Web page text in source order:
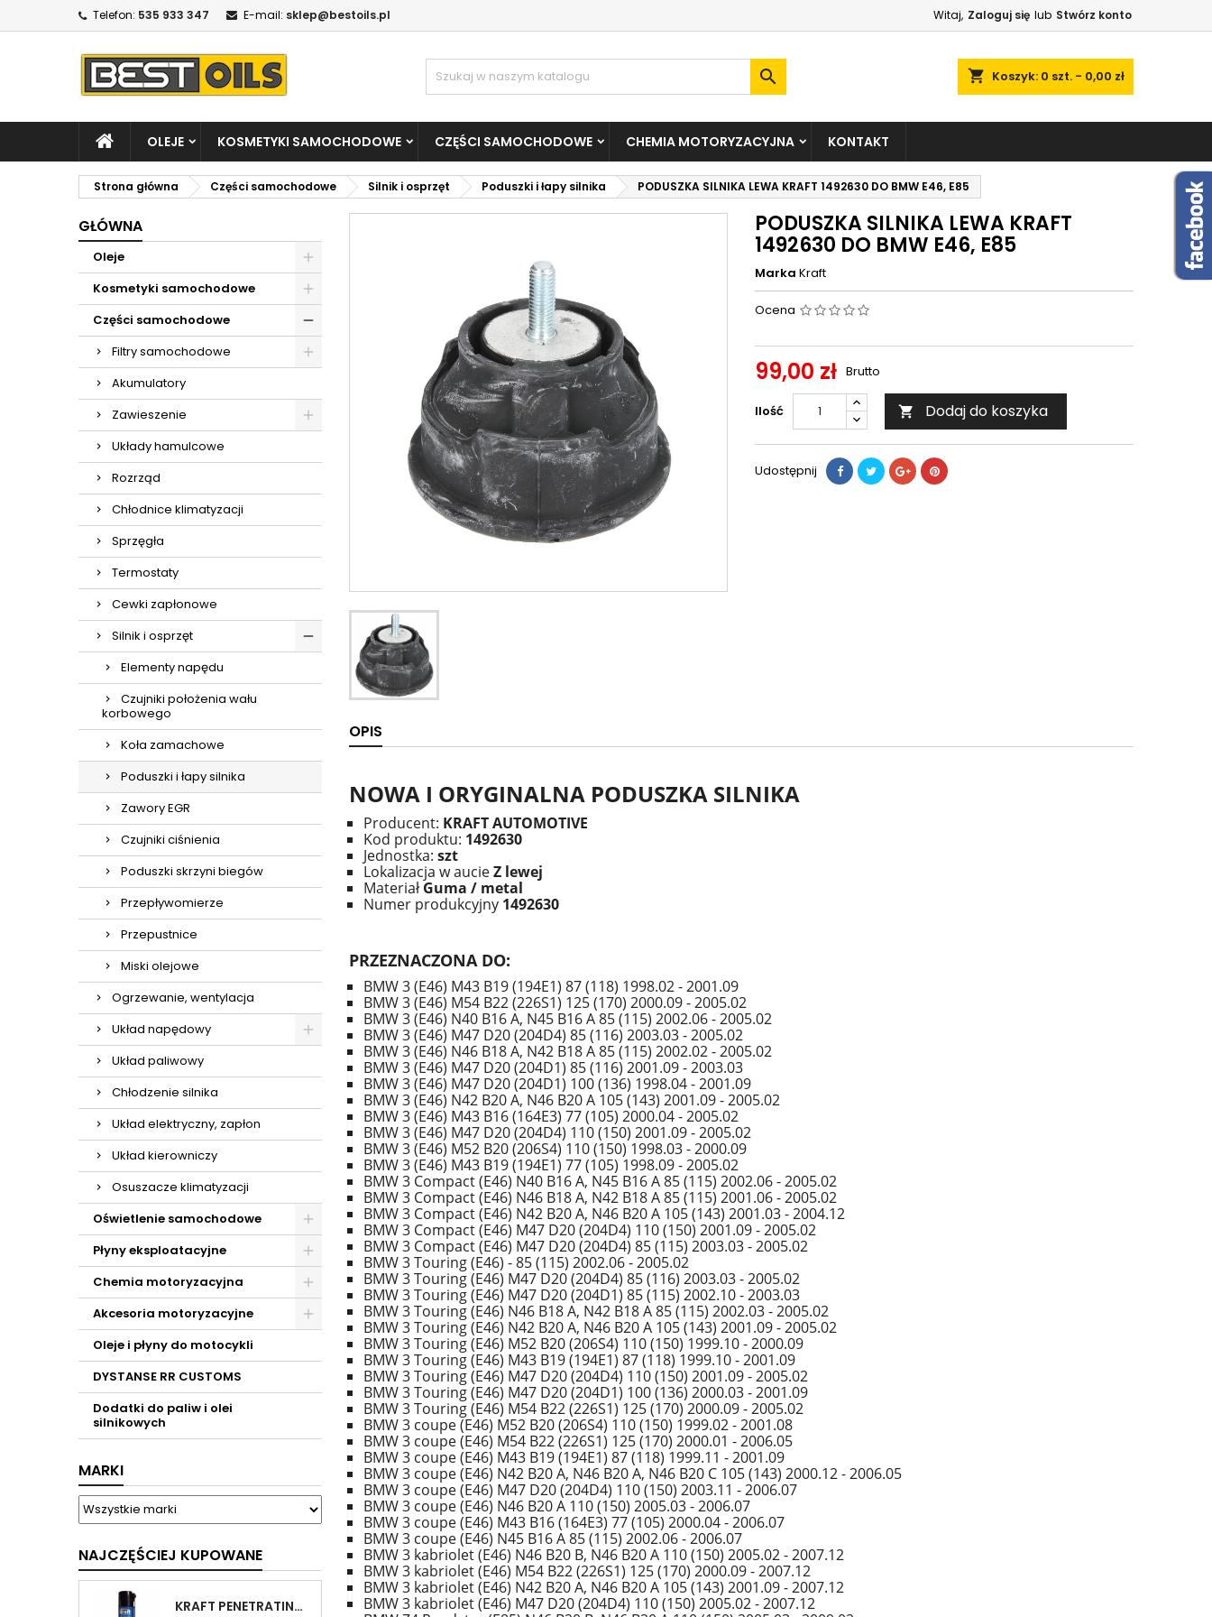
Telefon: 535 933 347 E-mail: sklep@bestoils.pl Witaj, Zaloguj się lub Stwórz konto
shopping_cart Koszyk: 0 szt. - 0,00 zł

OLEJE KOSMETYKI SAMOCHODOWE CZĘŚCI SAMOCHODOWE CHEMIA MOTORYZACYJNA KONTAKT
Strona główna Części samochodowe Silnik i osprzęt Poduszki i łapy silnika PODUSZKA SILNIKA LEWA KRAFT 1492630 DO BMW E46, E85
GŁÓWNA
Oleje
Kosmetyki samochodowe
Części samochodowe
Filtry samochodowe
Akumulatory
Zawieszenie
Układy hamulcowe
Rozrząd
Chłodnice klimatyzacji
Sprzęgła
Termostaty
Cewki zapłonowe
Silnik i osprzęt
Elementy napędu
Czujniki położenia wału
korbowego
Koła zamachowe
Poduszki i łapy silnika
Zawory EGR
Czujniki ciśnienia
Poduszki skrzyni biegów
Przepływomierze
Przepustnice
Miski olejowe
Ogrzewanie, wentylacja
Układ napędowy
Układ paliwowy
Chłodzenie silnika
Układ elektryczny, zapłon
Układ kierowniczy
Osuszacze klimatyzacji
Oświetlenie samochodowe
Płyny eksploatacyjne
Chemia motoryzacyjna
Akcesoria motoryzacyjne
Oleje i płyny do motocykli
DYSTANSE RR CUSTOMS
Dodatki do paliw i olei
silnikowych
MARKI
NAJCZĘŚCIEJ KUPOWANE
KRAFT PENETRATING OIL SPRAY 400 ML
PODUSZKA SILNIKA LEWA KRAFT
1492630 DO BMW E46, E85
Marka Kraft
Ocena
99,00 zł Brutto
Ilość  Dodaj do koszyka
Udostępnij
OPIS
NOWA I ORYGINALNA PODUSZKA SILNIKA
Producent: KRAFT AUTOMOTIVE
Kod produktu: 1492630
Jednostka: szt
Lokalizacja w aucieZ lewej
Materiał Guma / metal
Numer produkcyjny 1492630
PRZEZNACZONA DO:
BMW 3 (E46) M43 B19 (194E1) 87 (118) 1998.02 - 2001.09
BMW 3 (E46) M54 B22 (226S1) 125 (170) 2000.09 - 2005.02
BMW 3 (E46) N40 B16 A, N45 B16 A 85 (115) 2002.06 - 2005.02
BMW 3 (E46) M47 D20 (204D4) 85 (116) 2003.03 - 2005.02
BMW 3 (E46) N46 B18 A, N42 B18 A 85 (115) 2002.02 - 2005.02
BMW 3 (E46) M47 D20 (204D1) 85 (116) 2001.09 - 2003.03
BMW 3 (E46) M47 D20 (204D1) 100 (136) 1998.04 - 2001.09
BMW 3 (E46) N42 B20 A, N46 B20 A 105 (143) 2001.09 - 2005.02
BMW 3 (E46) M43 B16 (164E3) 77 (105) 2000.04 - 2005.02
BMW 3 (E46) M47 D20 (204D4) 110 (150) 2001.09 - 2005.02
BMW 3 (E46) M52 B20 (206S4) 110 (150) 1998.03 - 2000.09
BMW 3 (E46) M43 B19 (194E1) 77 (105) 1998.09 - 2005.02
BMW 3 Compact (E46) N40 B16 A, N45 B16 A 85 (115) 2002.06 - 2005.02
BMW 3 Compact (E46) N46 B18 A, N42 B18 A 85 (115) 2001.06 - 2005.02
BMW 3 Compact (E46) N42 B20 A, N46 B20 A 105 (143) 2001.03 - 2004.12
BMW 3 Compact (E46) M47 D20 (204D4) 110 (150) 2001.09 - 2005.02
BMW 3 Compact (E46) M47 D20 (204D4) 85 (115) 2003.03 - 2005.02
BMW 3 Touring (E46) - 85 (115) 2002.06 - 2005.02
BMW 3 Touring (E46) M47 D20 (204D4) 85 (116) 2003.03 - 2005.02
BMW 3 Touring (E46) M47 D20 (204D1) 85 (115) 2002.10 - 2003.03
BMW 3 Touring (E46) N46 B18 A, N42 B18 A 85 (115) 2002.03 - 2005.02
BMW 3 Touring (E46) N42 B20 A, N46 B20 A 105 (143) 2001.09 - 2005.02
BMW 3 Touring (E46) M52 B20 (206S4) 110 (150) 1999.10 - 2000.09
BMW 3 Touring (E46) M43 B19 (194E1) 87 (118) 1999.10 - 2001.09
BMW 3 Touring (E46) M47 D20 (204D4) 110 (150) 2001.09 - 2005.02
BMW 3 Touring (E46) M47 D20 (204D1) 100 (136) 2000.03 - 2001.09
BMW 3 Touring (E46) M54 B22 (226S1) 125 (170) 2000.09 - 2005.02
BMW 3 coupe (E46) M52 B20 (206S4) 110 (150) 1999.02 - 2001.08
BMW 3 coupe (E46) M54 B22 (226S1) 125 (170) 2000.01 - 2006.05
BMW 3 coupe (E46) M43 B19 (194E1) 87 (118) 1999.11 - 2001.09
BMW 3 coupe (E46) N42 B20 A, N46 B20 A, N46 B20 C 105 (143) 2000.12 - 2006.05
BMW 3 coupe (E46) M47 D20 (204D4) 110 (150) 2003.11 - 2006.07
BMW 3 coupe (E46) N46 B20 A 110 (150) 2005.03 - 2006.07
BMW 3 coupe (E46) M43 B16 (164E3) 77 (105) 2000.04 - 2006.07
BMW 3 coupe (E46) N45 B16 A 85 (115) 2002.06 - 2006.07
BMW 3 kabriolet (E46) N46 B20 B, N46 B20 A 110 (150) 2005.02 - 2007.12
BMW 3 kabriolet (E46) M54 B22 (226S1) 125 (170) 2000.09 - 2007.12
BMW 3 kabriolet (E46) N42 B20 A, N46 B20 A 105 (143) 2001.09 - 2007.12
BMW 3 kabriolet (E46) M47 D20 (204D4) 110 (150) 2005.02 - 2007.12